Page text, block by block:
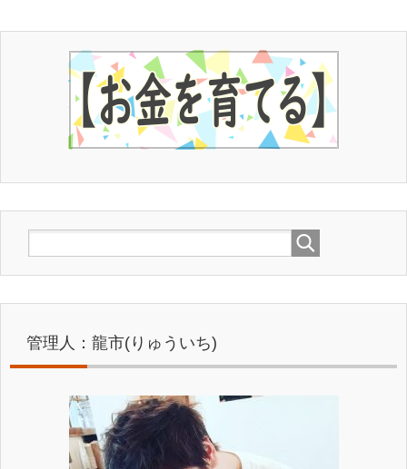
龍市の公式無料メルマガを読んでみる！
管理人：龍市(りゅういち)